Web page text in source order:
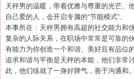
天秤男的温暖，带着优雅与尊重的光芒。
自己爱的人，会开启专属的“节能模式”。
本事所在：天秤男拥有高超的社交能力和
复杂的人际关系，在职场中常常是可靠的
有能力为你创造一个和谐、美好且有品位
追求和谐与平衡是天秤的本能，他们非常
此，他们练就了一身好脾气，善于沟通和